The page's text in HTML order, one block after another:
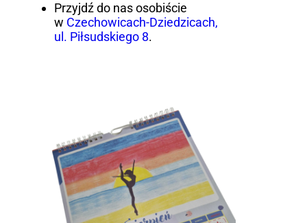
Przyjdź do nas osobiście
w Czechowicach-Dziedzicach,
ul. Piłsudskiego 8.